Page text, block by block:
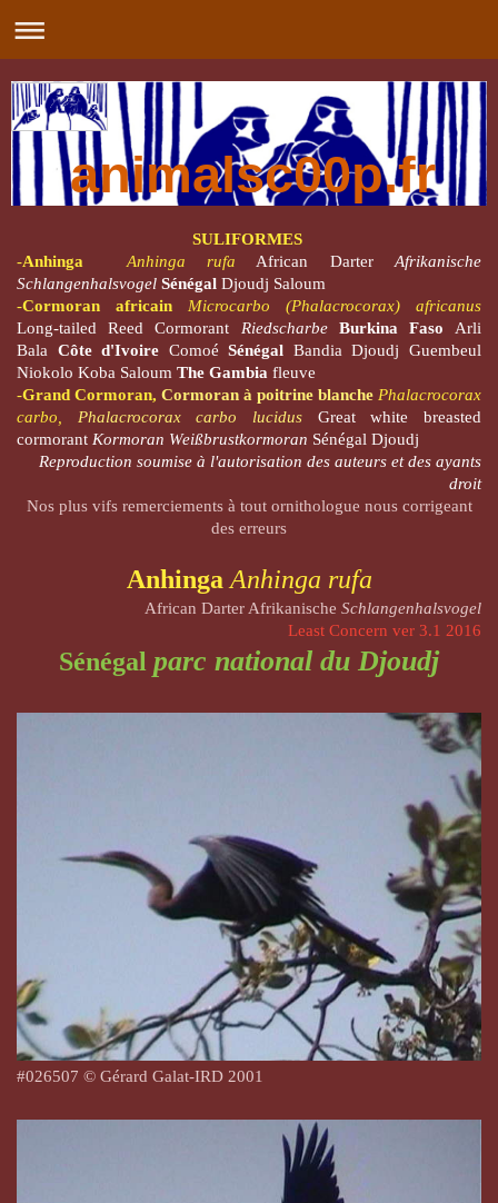
animalsc00p.fr
SULIFORMES
-Anhinga Anhinga rufa African DarterAfrikanische
Schlangenhalsvogel Sénégal Djoudj Saloum
-Cormoran africain
Microcarbo (Phalacrocorax) africanus
Long-tailed Reed Cormorant Riedscharbe Burkina Faso Arli
Bala Côte d'Ivoire ComoéSénégal Bandia Djoudj Guembeul
Niokolo Koba Saloum The Gambia fleuve
-Grand Cormoran, Cormoran à poitrine blanche Phalacrocorax
carbo,
Phalacrocorax carbo lucidus
Great white breasted
cormorant Kormoran Weißbrustkormoran Sénégal Djoudj
Reproduction soumise à l'autorisation des auteurs et des ayants
droit
Nos plus vifs remerciements à tout ornithologue nous corrigeant
des erreurs
Anhinga Anhinga rufa
African Darter Afrikanische Schlangenhalsvogel
Least Concern ver 3.1 2016
Sénégal parc national du Djoudj
#026507 © Gérard Galat-IRD 2001